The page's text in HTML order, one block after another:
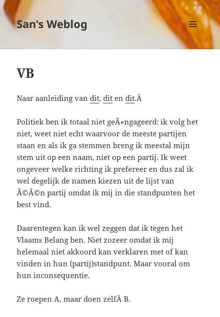
San's Weblog
MENU
EN
VB
Naar aanleiding vandit,dit endit.Â
Politiek ben ik totaal niet geÃ«ngageerd: ik volg het
niet, weet niet echt waarvoor de meeste partijen
staan en als ik ga stemmen breng ik meestal mijn
stem uit op een naam, niet op een partij. Ik weet
ongeveer welke richting ik prefereer en dus zal ik
wel degelijk de namen kiezen uit de lijst van
Ã©Ã©n partij omdat ik mij in die standpunten het
best vind.
Daarentegen kan ik wel zeggen dat ik tegen het
Vlaams Belang ben. Niet zozeer omdat ik mij
helemaal niet akkoord kan verklaren met of kan
vinden in hun (partij)standpunt. Maar vooral om
hun inconsequentie.
Ze roepen A, maar doen zelfÂ B.